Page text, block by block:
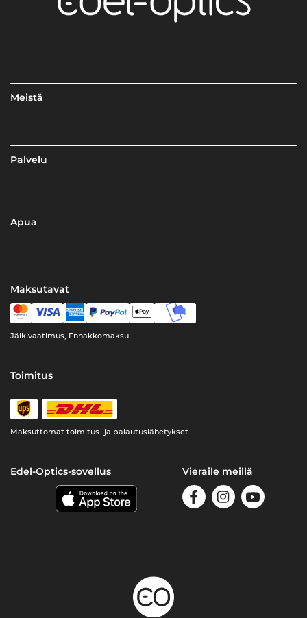
Meistä
Palvelu
Apua
Maksutavat
Jälkivaatimus, Ennakkomaksu
Toimitus
Maksuttomat toimitus- ja palautuslähetykset
Edel-Optics-sovellus Vieraile meillä